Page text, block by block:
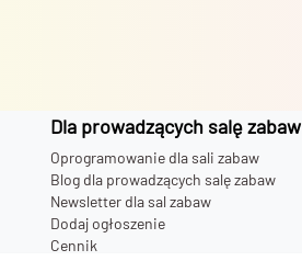
Dla prowadzących salę zabaw
Oprogramowanie dla sali zabaw
Blog dla prowadzących salę zabaw
Newsletter dla sal zabaw
Dodaj ogłoszenie
Cennik